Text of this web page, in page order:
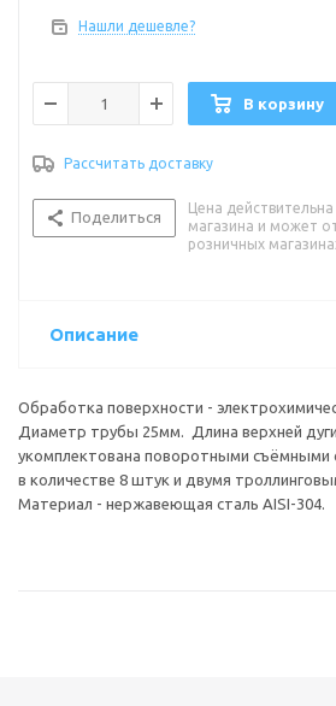
Нашли дешевле?
В корзину
Рассчитать доставку
Поделиться
Цена
магазина и может
розничных
Описание
Обработка поверхности -
Диаметр трубы 25мм. Длина верхней
укомплектована поворотными съёмными
в количестве 8 штук и двумя
Материал - нержавеющая сталь AISI-304.